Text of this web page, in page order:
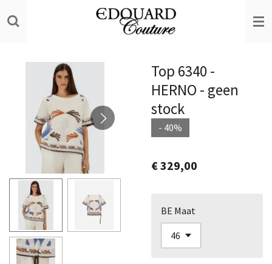
direct
hoofdinhoud
Top 6340 -
HERNO - geen
stock
- 40%
€ 329,00
BE Maat